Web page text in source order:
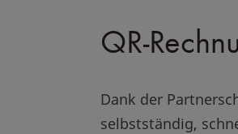
QR-
Dank der
selbstständig,